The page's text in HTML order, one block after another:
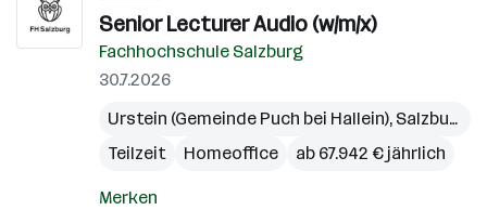
Senior Lecturer Audio (w/m/x)
Fachhochschule Salzburg
30.7.2026
Urstein (Gemeinde Puch bei Hallein), Salzburg
Teilzeit
Homeoffice ab 67.942 € jährlich
Merken